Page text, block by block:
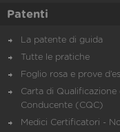
Patenti
La patente di guida
Tutte le pratiche
Foglio rosa e prove
Carta di Qualificazione
Conducente (CQC)
Medici Certificatori -